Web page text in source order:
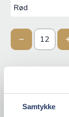
Samtykke
+1000 på lager